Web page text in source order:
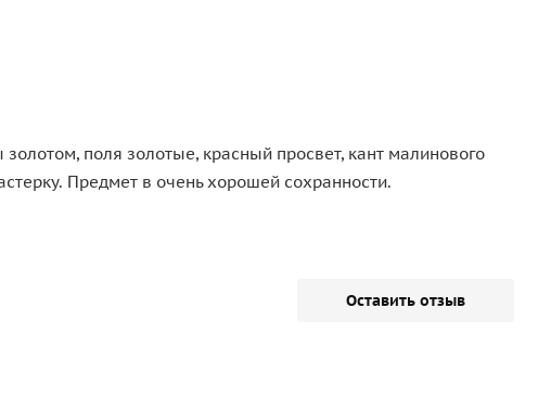
поля золотые, красный просвет, кант малинового
Предмет в очень хорошей сохранности.
Оставить отзыв